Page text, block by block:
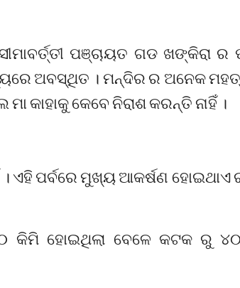
ପଞ୍ଚାୟତ ଗଡ ଖଙ୍କିରା ର
ଅବସ୍ଥିତ । ମନ୍ଦିର ର ଅନେକ
କାହାକୁ କେବେ ନିରାଶ କରନ୍ତି ନାହିଁ ।
ଏହି ପର୍ବରେ ମୁଖ୍ୟ ଆକର୍ଷଣ ହୋଇଥାଏ
କିମି ହୋଇଥିଲା ବେଳେ କଟକ ରୁ